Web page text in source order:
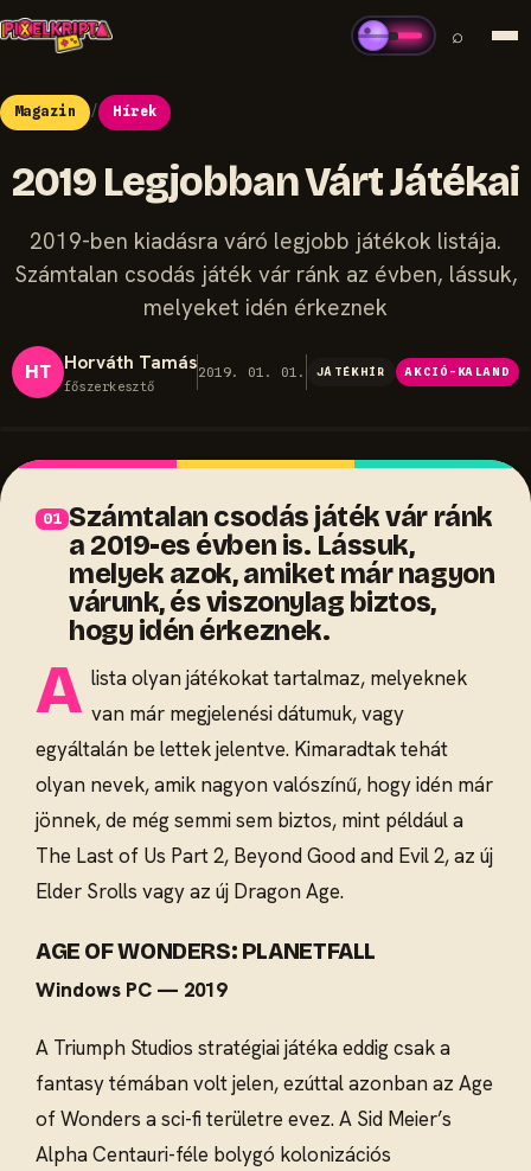
⌕
Magazin / Hírek
2019 Legjobban Várt Játékai
2019-ben kiadásra váró legjobb játékok listája.
Számtalan csodás játék vár ránk az évben, lássuk,
melyeket idén érkeznek
HT Horváth Tamás
főszerkesztő
2019. 01. 01. JÁTÉKHÍR AKCIÓ-KALAND
Számtalan csodás játék vár ránk
a 2019-es évben is. Lássuk,
melyek azok, amiket már nagyon
várunk, és viszonylag biztos,
hogy idén érkeznek.
A lista olyan játékokat tartalmaz, melyeknek
van már megjelenési dátumuk, vagy
egyáltalán be lettek jelentve. Kimaradtak tehát
olyan nevek, amik nagyon valószínű, hogy idén már
jönnek, de még semmi sem biztos, mint például a
The Last of Us Part 2, Beyond Good and Evil 2, az új
Elder Srolls vagy az új Dragon Age.
AGE OF WONDERS: PLANETFALL
Windows PC — 2019
A Triumph Studios stratégiai játéka eddig csak a
fantasy témában volt jelen, ezúttal azonban az Age
of Wonders a sci-fi területre evez. A Sid Meier’s
Alpha Centauri-féle bolygó kolonizációs